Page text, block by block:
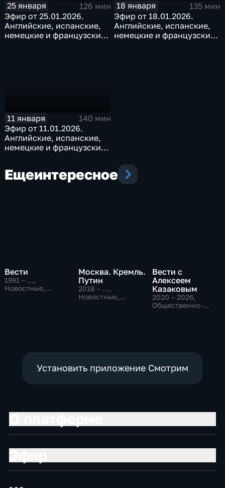
25 января
126 мин
Эфир от 25.01.2026.
Английские, испанские,
немецкие и французские
18 января
135 мин
Эфир от 18.01.2026.
Английские, испанские,
немецкие и французские
11 января
140 мин
Эфир от 11.01.2026.
Английские, испанские,
немецкие и французские
Ещеинтересное
Вести
1991 – …,
Новостные,
Москва. Кремль.
Путин
2018 – …,
Новостные,
Вести с
Алексеем
Казаковым
2020 – 2026,
Общественно-
Установить приложение Смотрим